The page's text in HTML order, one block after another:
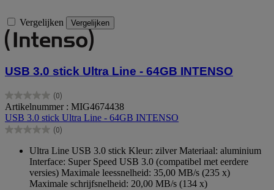
Vergelijken Vergelijken
USB 3.0 stick Ultra Line - 64GB INTENSO
(0)
0.0
van
de
5
Artikelnummer : MIG4674438
USB 3.0 stick Ultra Line - 64GB INTENSO
(0)
0.0
sterren.
Ultra Line USB 3.0 stick Kleur: zilver Materiaal: aluminium
Interface: Super Speed USB 3.0 (compatibel met eerdere
versies) Maximale leessnelheid: 35,00 MB/s (235 x)
Maximale schrijfsnelheid: 20,00 MB/s (134 x)